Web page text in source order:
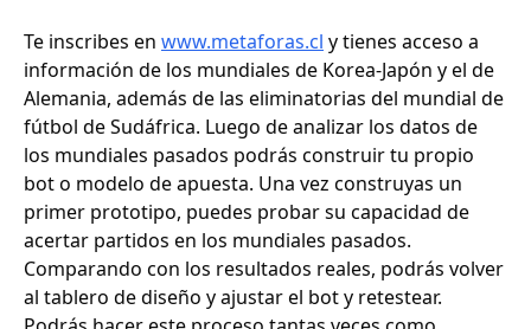
Te inscribes en www.metaforas.cl y tienes acceso a
información de los mundiales de Korea-Japón y el de
Alemania, además de las eliminatorias del mundial de
fútbol de Sudáfrica. Luego de analizar los datos de
los mundiales pasados podrás construir tu propio
bot o modelo de apuesta. Una vez construyas un
primer prototipo, puedes probar su capacidad de
acertar partidos en los mundiales pasados.
Comparando con los resultados reales, podrás volver
al tablero de diseño y ajustar el bot y retestear.